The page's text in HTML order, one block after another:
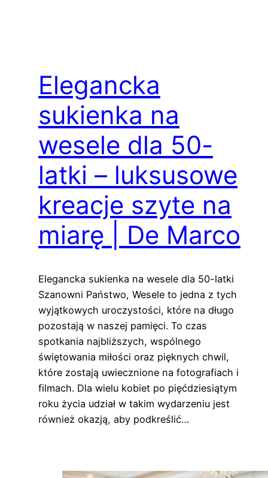
Elegancka
sukienka na
wesele dla 50-
latki – luksusowe
kreacje szyte na
miarę | De Marco
Elegancka sukienka na wesele dla 50-latki
Szanowni Państwo, Wesele to jedna z tych
wyjątkowych uroczystości, które na długo
pozostają w naszej pamięci. To czas
spotkania najbliższych, wspólnego
świętowania miłości oraz pięknych chwil,
które zostają uwiecznione na fotografiach i
filmach. Dla wielu kobiet po pięćdziesiątym
roku życia udział w takim wydarzeniu jest
również okazją, aby podkreślić…